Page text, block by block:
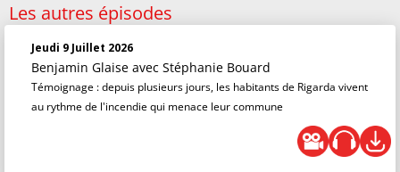
Les autres épisodes
Jeudi 9 Juillet 2026
Benjamin Glaise avec Stéphanie Bouard
Témoignage : depuis plusieurs jours, les habitants de Rigarda vivent
au rythme de l'incendie qui menace leur commune